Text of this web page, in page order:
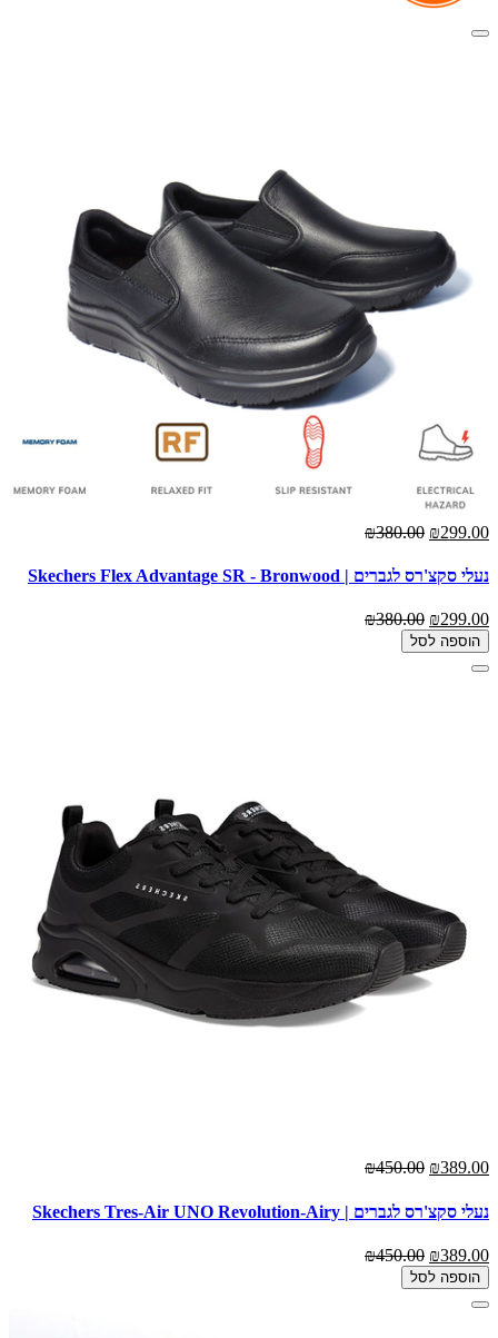
₪299.00
₪380.00
נעלי סקצ'רס לגברים | Skechers Flex Advantage SR - Bronwood
₪299.00
₪380.00
הוספה לסל
₪389.00
₪450.00
נעלי סקצ'רס לגברים | Skechers Tres-Air UNO Revolution-Airy
₪389.00
₪450.00
הוספה לסל